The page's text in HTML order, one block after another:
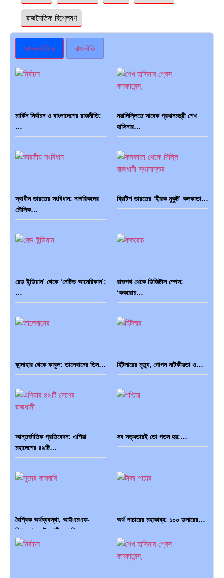
রাজনৈতিক বিশ্লেষণ
আন্তর্জাতিক রাজনীতি
মার্কিন নির্বাচন ও বাংলাদেশের রাজনীতি:
…
নয়াদিল্লিতে সাবেক প্রধানমন্ত্রী শেখ
হাসিনার…
স্বাধীন ভারতের সংবিধান: নাগরিকদের
মৌলিক…
ব্রিটিশ ভারতের ‘হীরক মুকুট’ কলকাতা…
রেড ইন্ডিয়ান’ থেকে ‘নেটিভ আমেরিকান’:
…
রাজপথ থেকে ডিজিটাল স্পেস:
‘ককরোচ…
কান্দাহার থেকে কাবুল: তালেবানের তিন… হিটলারের মৃত্যু, গোপন নাটকীয়তা ও…
আন্তর্জাতিক প্রতিবেদন: এশিয়া
মহাদেশের ৪৯টি…
সব সভ্যতারই তো পতন হয়:…
বৈশ্বিক অর্থব্যবস্থা, আইএমএফ-
বিশ্বব্যাংক, ইসলামী ব্যাংকিং…
অর্থ পাচারের মহাকাব্য: ১০০ ডলারের…